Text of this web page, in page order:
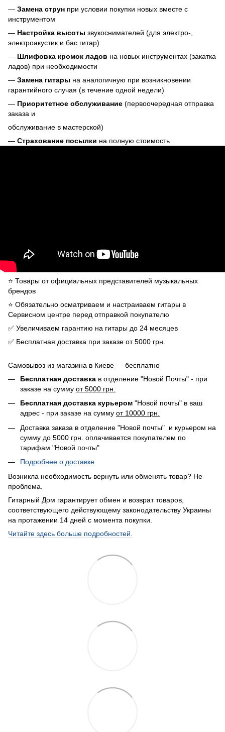
— Замена струн при условии покупки новых вместе с
инструментом
— Настройка высоты звукоснимателей (для электро-,
электроакустик и бас гитар)
— Шлифовка кромок ладов на новых инструментах (закатка
ладов) при необходимости
— Замена гитары на аналогичную при возникновении
гарантийного случая (в течение одной недели)
— Приоритетное обслуживание (первоочередная отправка
заказа и
обслуживание в мастерской)
— Страхование посылки на полную стоимость
⭐️ Товары от официальных представителей музыкальных
брендов
⭐️ Обязательно осматриваем и настраиваем гитары в
Сервисном центре перед отправкой покупателю
✅ Увеличиваем гарантию на гитары до 24 месяцев
✅ Бесплатная доставка при заказе от 5000 грн.
Самовывоз из магазина в Киеве — бесплатно
Бесплатная доставка в отделение "Новой Почты" - при
заказе на сумму от 5000 грн.
Бесплатная доставка курьером "Новой почты" в ваш
адрес - при заказе на сумму от 10000 грн.
Доставка заказа в отделение "Новой почты" и курьером на
сумму до 5000 грн. оплачивается покупателем по
тарифам "Новой почты"
Подробнее о доставке
Возникла необходимость вернуть или обменять товар? Не
проблема.
Гитарный Дом гарантирует обмен и возврат товаров,
соответствующего действующему законодательству Украины
на протажении 14 дней с момента покупки.
Читайте здесь больше подробностей.